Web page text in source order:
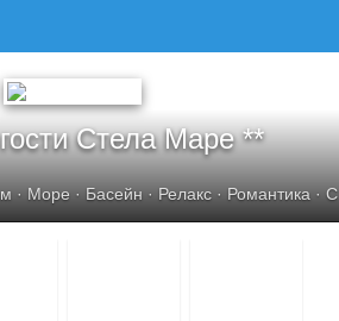
Стела Маре **
· Море · Басейн · Релакс · Романтика · С